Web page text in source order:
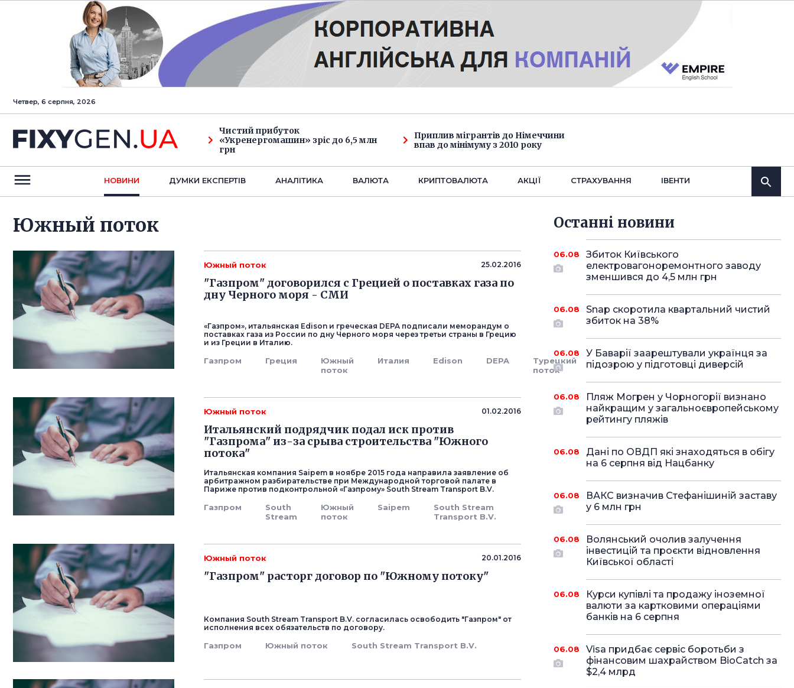
Четвер, 6 серпня, 2026
Чистий прибуток
«Укренергомашин» зріс до 6,5 млн
грн
Приплив мігрантів до Німеччини
впав до мінімуму з 2010 року
НОВИНИ ДУМКИ ЕКСПЕРТIВ АНАЛIТИКА ВАЛЮТА КРИПТОВАЛЮТА АКЦІЇ СТРАХУВАННЯ IВЕНТИ
Южный поток
Южный поток 25.02.2016
"Газпром" договорился с Грецией о поставках газа по
дну Черного моря - СМИ
«Газпром», итальянская Edison и греческая DEPA подписали меморандум о
поставках газа из России по дну Черного моря через третьи страны в Грецию
и из Греции в Италию.
Газпром Греция
Южный
поток
Италия Edison DEPA
Турецкий
поток
Южный поток 01.02.2016
Итальянский подрядчик подал иск против
"Газпрома" из-за срыва строительства "Южного
потока"
Итальянская компания Saipem в ноябре 2015 года направила заявление об
арбитражном разбирательстве при Международной торговой палате в
Париже против подконтрольной «Газпрому» South Stream Transport B.V.
Газпром
South
Stream
Южный
поток
Saipem
South Stream
Transport B.V.
Южный поток 20.01.2016
"Газпром" расторг договор по "Южному потоку"
Компания South Stream Transport B.V. согласилась освободить "Газпром" от
исполнения всех обязательств по договору.
Газпром Южный поток South Stream Transport B.V.
Останнi новини
06.08
Збиток Київського
електровагоноремонтного заводу
зменшився до 4,5 млн грн
06.08
Snap скоротила квартальний чистий
збиток на 38%
06.08
У Баварії заарештували українця за
підозрою у підготовці диверсій
06.08
Пляж Могрен у Чорногорії визнано
найкращим у загальноєвропейському
рейтингу пляжів
06.08
Дані по ОВДП які знаходяться в обігу
на 6 серпня від Нацбанку
06.08
ВАКС визначив Стефанішиній заставу
у 6 млн грн
06.08
Волянський очолив залучення
інвестицій та проєкти відновлення
Київської області
06.08
Курси купівлі та продажу іноземної
валюти за картковими операціями
банків на 6 серпня
06.08
Visa придбає сервіс боротьби з
фінансовим шахрайством BioCatch за
$2,4 млрд